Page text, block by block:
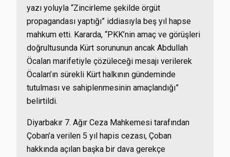
yazı yoluyla “Zincirleme şekilde örgüt
propagandası yaptığı” iddiasıyla beş yıl hapse
mahkum etti. Kararda, “PKK’nin amaç ve görüşleri
doğrultusunda Kürt sorununun ancak Abdullah
Öcalan marifetiyle çözüleceği mesajı verilerek
Öcalan’ın sürekli Kürt halkının gündeminde
tutulması ve sahiplenmesinin amaçlandığı”
belirtildi.
Diyarbakır 7. Ağır Ceza Mahkemesi tarafından
Çoban’a verilen 5 yıl hapis cezası, Çoban
hakkında açılan başka bir dava gerekçe